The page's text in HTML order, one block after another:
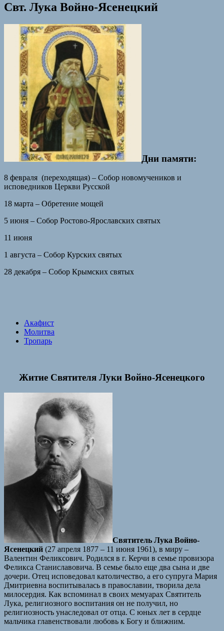
Свт. Лука Войно-Ясенецкий
Дни памяти:
8 февраля (переходящая) – Собор новомучеников и
исповедников Церкви Русской
18 марта – Обретение мощей
5 июня – Собор Ростово-Ярославских святых
11 июня
1 августа – Собор Курских святых
28 декабря – Собор Крымских святых
Акафист
Молитва
Тропарь
Житие Святителя Луки Войно-Ясенецкого
Святитель Лука Войно-
Ясенецкий (27 апреля 1877 – 11 июня 1961), в миру –
Валентин Феликсович. Родился в г. Керчи в семье провизора
Феликса Станиславовича. В семье было еще два сына и две
дочери. Отец исповедовал католичество, а его супруга Мария
Дмитриевна воспитывалась в православии, творила дела
милосердия. Как вспоминал в своих мемуарах Святитель
Лука, религиозного воспитания он не получил, но
религиозность унаследовал от отца. С юных лет в сердце
мальчика главенствовали любовь к Богу и ближним.